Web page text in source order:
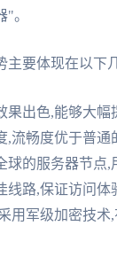
。
主要体现在以下
果出色,能够大幅
,流畅度优于普通
球的服务器节点,
线路,保证访问体
用军级加密技术